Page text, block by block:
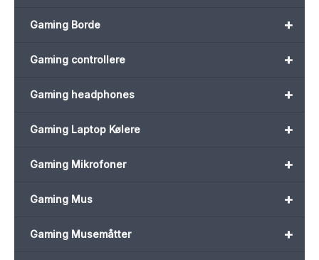
+
Gaming Borde
+
Gaming controllere
+
Gaming headphones
+
Gaming Laptop Kølere
+
Gaming Mikrofoner
+
Gaming Mus
+
Gaming Musemåtter